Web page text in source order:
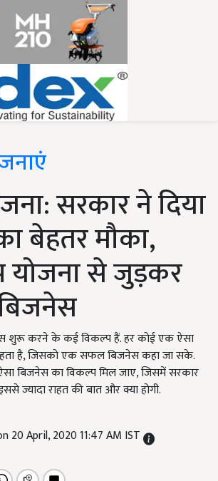
सरकार ने दिया
बेहतर मौका,
योजना से जुड़कर
करने के कई विकल्प हैं. हर कोई एक ऐसा
है, जिसको एक सफल बिजनेस कहा जा सके.
बिजनेस का विकल्प मिल जाए, जिसमें सरकार
ज्यादा राहत की बात और क्या होगी.
20 April, 2020 11:47 AM IST